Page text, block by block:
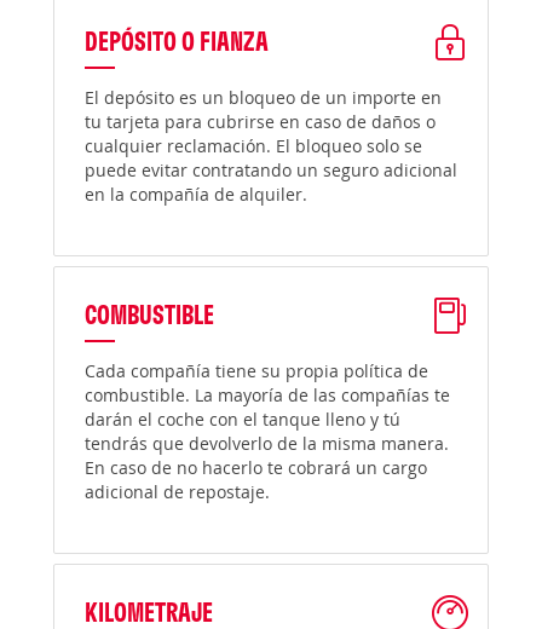
DEPÓSITO O FIANZA
El depósito es un bloqueo de un importe en
tu tarjeta para cubrirse en caso de daños o
cualquier reclamación. El bloqueo solo se
puede evitar contratando un seguro adicional
en la compañía de alquiler.
COMBUSTIBLE
Cada compañía tiene su propia política de
combustible. La mayoría de las compañías te
darán el coche con el tanque lleno y tú
tendrás que devolverlo de la misma manera.
En caso de no hacerlo te cobrará un cargo
adicional de repostaje.
KILOMETRAJE